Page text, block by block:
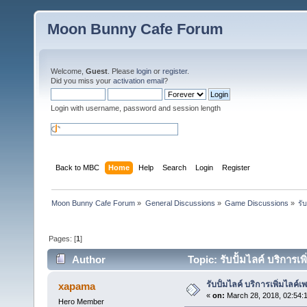
Moon Bunny Cafe Forum
Welcome, Guest . Please login or register.
Did you miss your activation email?
Login with username, password and session length
Back to MBC Home Help Search Login Register
Moon Bunny Cafe Forum » General Discussions » Game Discussions » รั
Pages: [1]
Author Topic: รับปั้มไลค์ บริการเ
xapama
Hero Member
รับปั้มไลค์ บริการเพิ่มไลค์เ
« on: March 28, 2018,